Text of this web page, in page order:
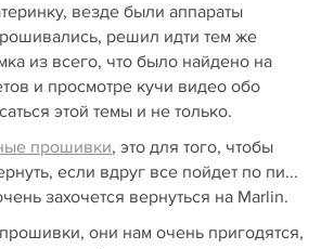
везде были аппараты
решил идти тем же
из всего, что было найдено на
и просмотре кучи видео обо
этой темы и не только.
прошивки, это для того, чтобы
если вдруг все пойдет по пи...
захочется вернуться на Marlin.
прошивки, они нам очень пригодятся,